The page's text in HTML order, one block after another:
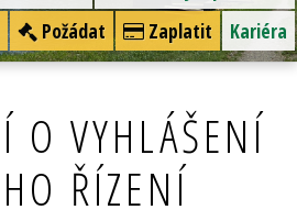
Kariéra
Zaplatit
Požádat
O VYHLÁŠENÍ
ŘÍZENÍ